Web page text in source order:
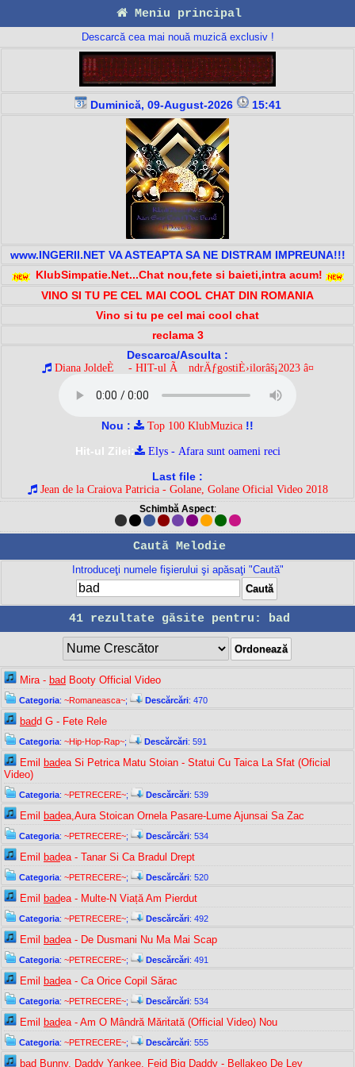
Meniu principal
Descarcă cea mai nouă muzică exclusiv !
Duminică, 09-August-2026 15:41
www.INGERII.NET VA ASTEAPTA SA NE DISTRAM IMPREUNA!!!
KlubSimpatie.Net...Chat nou,fete si baieti,intra acum!
VINO SI TU PE CEL MAI COOL CHAT DIN ROMANIA
Vino si tu pe cel mai cool chat
reclama 3
Descarca/Asculta :
Diana JoldeÈ™ - HIT-ul Ã®ndrÄƒgostiÈ›ilorâš¡2023 â¤
Nou : Top 100 KlubMuzica !!
Hit-ul Zilei:
Elys - Afara sunt oameni reci
Last file :
Jean de la Craiova Patricia - Golane, Golane Oficial Video 2018
Schimbă Aspect:
Caută Melodie
Introduceţi numele fişierului şi apăsaţi "Caută"
41 rezultate găsite pentru: bad
Mira - bad Booty Official Video
Categoria: ~Romaneasca~; Descărcări: 470
badd G - Fete Rele
Categoria: ~Hip-Hop-Rap~; Descărcări: 591
Emil badea Si Petrica Matu Stoian - Statui Cu Taica La Sfat (Oficial
Video)
Categoria: ~PETRECERE~; Descărcări: 539
Emil badea,Aura Stoican Ornela Pasare-Lume Ajunsai Sa Zac
Categoria: ~PETRECERE~; Descărcări: 534
Emil badea - Tanar Si Ca Bradul Drept
Categoria: ~PETRECERE~; Descărcări: 520
Emil badea - Multe-N Viață Am Pierdut
Categoria: ~PETRECERE~; Descărcări: 492
Emil badea - De Dusmani Nu Ma Mai Scap
Categoria: ~PETRECERE~; Descărcări: 491
Emil badea - Ca Orice Copil Sărac
Categoria: ~PETRECERE~; Descărcări: 534
Emil badea - Am O Mândră Măritată (Official Video) Nou
Categoria: ~PETRECERE~; Descărcări: 555
bad Bunny, Daddy Yankee, Feid Big Daddy - Bellakeo De Ley